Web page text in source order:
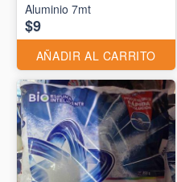
Aluminio 7mt
$9
AÑADIR AL CARRITO